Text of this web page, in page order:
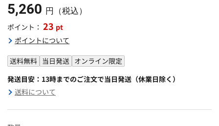
5,260 円（税込）
ポイント： 23 pt
ポイントについて
送料無料 当日発送 オンライン限定
発送目安：13時までのご注文で当日発送（休業日除く）
送料について